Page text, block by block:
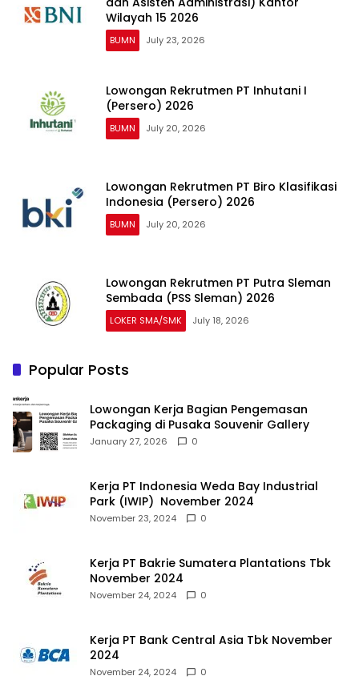
Wilayah 15 2026
BUMN July 23, 2026
Lowongan Rekrutmen PT Inhutani I
(Persero) 2026
BUMN July 20, 2026
Lowongan Rekrutmen PT Biro Klasifikasi
Indonesia (Persero) 2026
BUMN July 20, 2026
Lowongan Rekrutmen PT Putra Sleman
Sembada (PSS Sleman) 2026
LOKER SMA/SMK July 18, 2026
Popular Posts
Lowongan Kerja Bagian Pengemasan
Packaging di Pusaka Souvenir Gallery
January 27, 2026 0
Kerja PT Indonesia Weda Bay Industrial
Park (IWIP) November 2024
November 23, 2024 0
Kerja PT Bakrie Sumatera Plantations Tbk
November 2024
November 24, 2024 0
Kerja PT Bank Central Asia Tbk November
2024
November 24, 2024 0